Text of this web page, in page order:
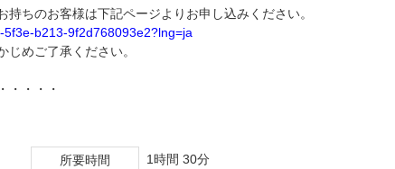
ちのお客様は下記ページよりお申し込みください。
b213-9f2d768093e2?lng=ja
めご了承ください。
・・・・
所要時間 1時間 30分